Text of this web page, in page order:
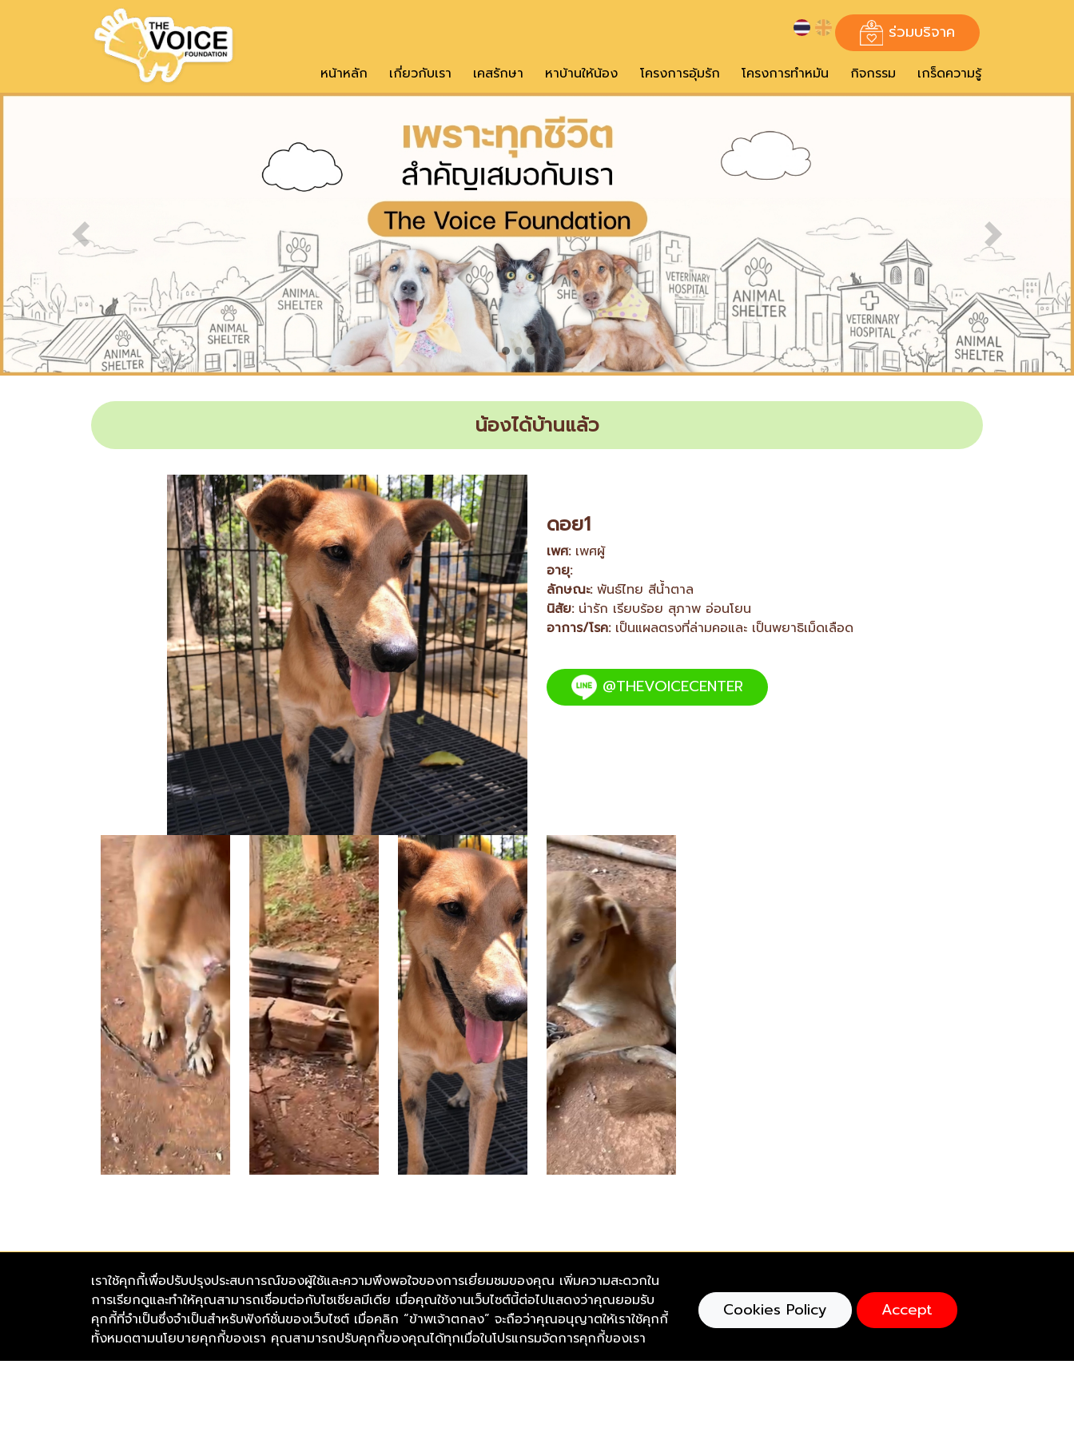
ร่วมบริจาค
หน้าหลัก เกี่ยวกับเรา เคสรักษา หาบ้านให้น้อง โครงการอุ้มรัก โครงการทำหมัน กิจกรรม เกร็ดความรู้
Previous Next
น้องได้บ้านแล้ว
ดอย1
เพศ: เพศผู้
อายุ:
ลักษณะ: พันธ์ไทย สีน้ำตาล
นิสัย: น่ารัก เรียบร้อย สุภาพ อ่อนโยน
อาการ/โรค: เป็นแผลตรงที่ล่ามคอและ เป็นพยาธิเม็ดเลือด
@THEVOICECENTER
มูลนิธิเดอะวอยซ์ (เสียงจากเรา)
อาคาร GlowFish (สาทร) เลขที่ 92/5 ชั้น 2 ห้อง 221 อาคารสาทรธานี 2 ถนนสาทร
เหนือ แขวงสีลม เขตบางรัก จังหวัดกรุงเทพมหานคร 10500
โทรศัพท์ : 098-878-8477
Thevoicefoundation
เราใช้คุกกี้เพื่อปรับปรุงประสบการณ์ของผู้ใช้และความพึงพอใจของการเยี่ยมชมของคุณ เพิ่มความสะดวกใน
การเรียกดูและทำให้คุณสามารถเชื่อมต่อกับโซเชียลมีเดีย เมื่อคุณใช้งานเว็บไซต์นี้ต่อไปแสดงว่าคุณยอมรับ
คุกกี้ที่จำเป็นซึ่งจำเป็นสำหรับฟังก์ชั่นของเว็บไซต์ เมื่อคลิก “ข้าพเจ้าตกลง” จะถือว่าคุณอนุญาตให้เราใช้คุกกี้
ทั้งหมดตามนโยบายคุกกี้ของเรา คุณสามารถปรับคุกกี้ของคุณได้ทุกเมื่อในโปรแกรมจัดการคุกกี้ของเรา
Cookies Policy Accept